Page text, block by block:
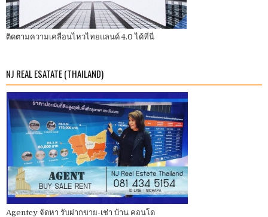
ติดตามความเคลื่อนไหวไทยแลนด์ 4.0 ได้ที่นี่
NJ REAL ESATATE (THAILAND)
Agentcy จัดหา รับฝากขาย-เช่า บ้าน คอนโด